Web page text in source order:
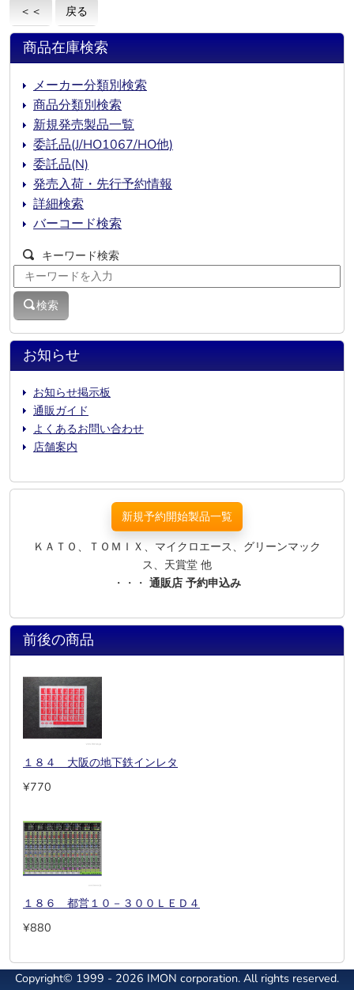
＜＜ 戻る
お知らせ
お知らせ掲示板
通販ガイド
よくあるお問い合わせ
店舗案内
商品在庫検索
メーカー分類別検索
商品分類別検索
新規発売製品一覧
委託品(J/HO1067/HO他)
委託品(N)
発売入荷・先行予約情報
詳細検索
バーコード検索
キーワード検索
検索
新規予約開始製品一覧
ＫＡＴＯ、ＴＯＭＩＸ、マイクロエース、グリーンマック
ス、天賞堂 他
・・・ 通販店 予約申込み
前後の商品
１８４ 大阪の地下鉄インレタ
¥770
１８６ 都営１０－３００ＬＥＤ４
¥880
Copyright© 1999 - 2026 IMON corporation. All rights reserved.